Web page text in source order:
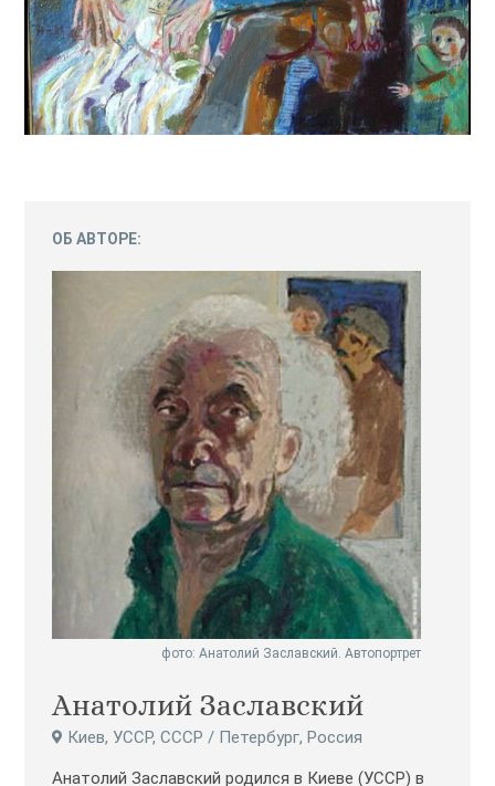
ОБ АВТОРЕ:
фото: Анатолий Заславский. Автопортрет
Анатолий Заславский
Киев, УССР, СССР / Петербург, Россия
Анатолий Заславский родился в Киеве (УССР) в